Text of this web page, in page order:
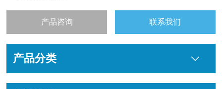
产品咨询 联系我们
产品分类